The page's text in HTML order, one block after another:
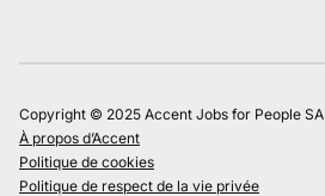
Copyright © 2025 Accent Jobs for People SA
À propos d’Accent
Politique de cookies
Politique de respect de la vie privée